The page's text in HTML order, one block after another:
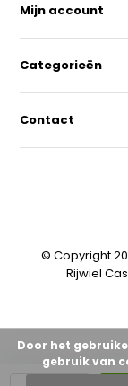
Mijn account
Categorieën
Contact
© Copyright
Rijwiel
Door het
gebruik van